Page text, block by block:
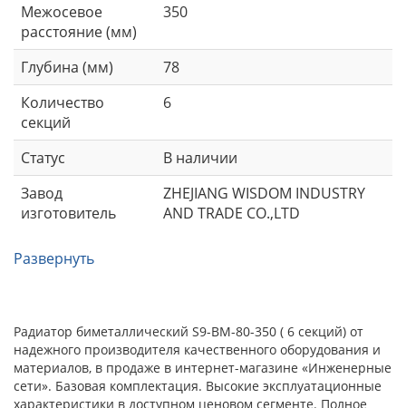
Межосевое
расстояние (мм)
350
Глубина (мм)
78
Количество
секций
6
Статус
В наличии
Завод
изготовитель
ZHEJIANG WISDOM INDUSTRY
AND TRADE CO.,LTD
Развернуть
Радиатор биметаллический S9-BM-80-350 ( 6 секций) от
надежного производителя качественного оборудования и
материалов, в продаже в интернет-магазине «Инженерные
сети». Базовая комплектация. Высокие эксплуатационные
характеристики в доступном ценовом сегменте. Полное